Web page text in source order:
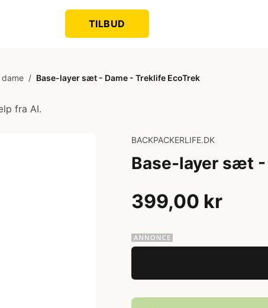
TILBUD
dame / Base-layer sæt - Dame - Treklife EcoTrek
fra AI.
BACKPACKERLIFE.DK
Base-layer sæt -
399,00 kr